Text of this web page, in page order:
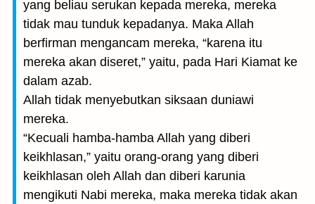
yang beliau serukan kepada mereka, mereka
tidak mau tunduk kepadanya. Maka Allah
berfirman mengancam mereka, “karena itu
mereka akan diseret,” yaitu, pada Hari Kiamat ke
dalam azab.
Allah tidak menyebutkan siksaan duniawi
mereka.
“Kecuali hamba-hamba Allah yang diberi
keikhlasan,” yaitu orang-orang yang diberi
keikhlasan oleh Allah dan diberi karunia
mengikuti Nabi mereka, maka mereka tidak akan